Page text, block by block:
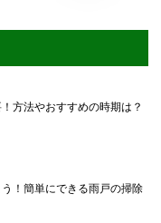
方法やおすすめの時期は？
！簡単にできる雨戸の掃除